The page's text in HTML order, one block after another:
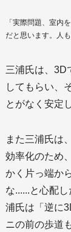
「実際問題、室内
だと思います。人
三浦氏は、3D
してもらい、
とがなく安定
また三浦氏は
効率化のため
かく片っ端か
な......と心配
浦氏は「逆に
ニの前の歩道